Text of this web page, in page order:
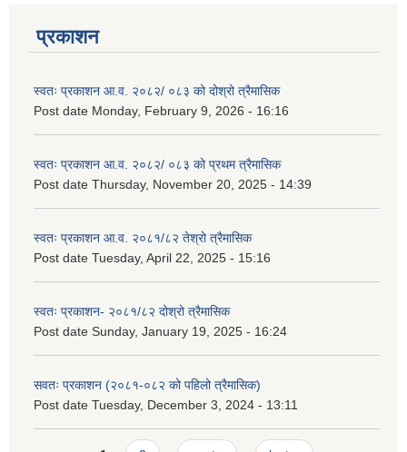
प्रकाशन
स्वतः प्रकाशन आ.व. २०८२/ ०८३ को दोश्रो त्रैमासिक
Post date Monday, February 9, 2026 - 16:16
स्वतः प्रकाशन आ.व. २०८२/ ०८३ को प्रथम त्रैमासिक
Post date Thursday, November 20, 2025 - 14:39
स्वतः प्रकाशन आ.व. २०८१/८२ तेश्रो त्रैमासिक
Post date Tuesday, April 22, 2025 - 15:16
स्वतः प्रकाशन- २०८१/८२ दोश्रो त्रैमासिक
Post date Sunday, January 19, 2025 - 16:24
सवतः प्रकाशन (२०८१-०८२ को पहिलो त्रैमासिक)
Post date Tuesday, December 3, 2024 - 13:11